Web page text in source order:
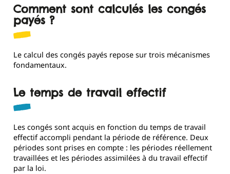
Comment sont calculés les congés
payés ?
Le calcul des congés payés repose sur trois mécanismes
fondamentaux.
Le temps de travail effectif
Les congés sont acquis en fonction du temps de travail
effectif accompli pendant la période de référence. Deux
périodes sont prises en compte : les périodes réellement
travaillées et les périodes assimilées à du travail effectif
par la loi.